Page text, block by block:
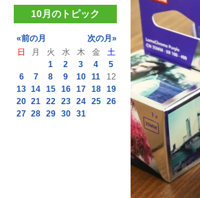
10月のトピック
«前の月
次の月»
日
月 火 水 木 金
土
1
2 3 4
5
6
7 8 9 10 11
12
13 14 15 16 17 18 19
20 21 22 23 24 25 26
27 28 29 30 31